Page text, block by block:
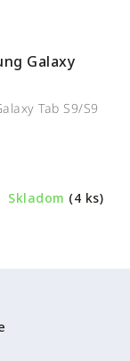
Galaxy
Skladom (4 ks)
Tab S9/S9